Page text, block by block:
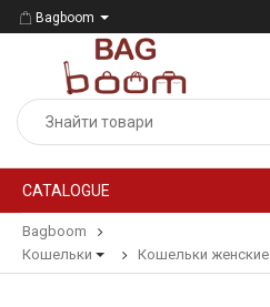
Bagboom
CATALOGUE
Bagboom
Кошельки
Кошельки женские